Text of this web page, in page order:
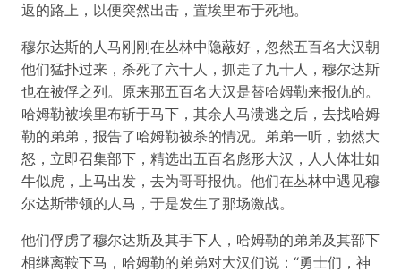
返的路上，以便突然出击，置埃里布于死地。
穆尔达斯的人马刚刚在丛林中隐蔽好，忽然五百名大汉朝
他们猛扑过来，杀死了六十人，抓走了九十人，穆尔达斯
也在被俘之列。原来那五百名大汉是替哈姆勒来报仇的。
哈姆勒被埃里布斩于马下，其余人马溃逃之后，去找哈姆
勒的弟弟，报告了哈姆勒被杀的情况。弟弟一听，勃然大
怒，立即召集部下，精选出五百名彪形大汉，人人体壮如
牛似虎，上马出发，去为哥哥报仇。他们在丛林中遇见穆
尔达斯带领的人马，于是发生了那场激战。
他们俘虏了穆尔达斯及其手下人，哈姆勒的弟弟及其部下
相继离鞍下马，哈姆勒的弟弟对大汉们说：“勇士们，神